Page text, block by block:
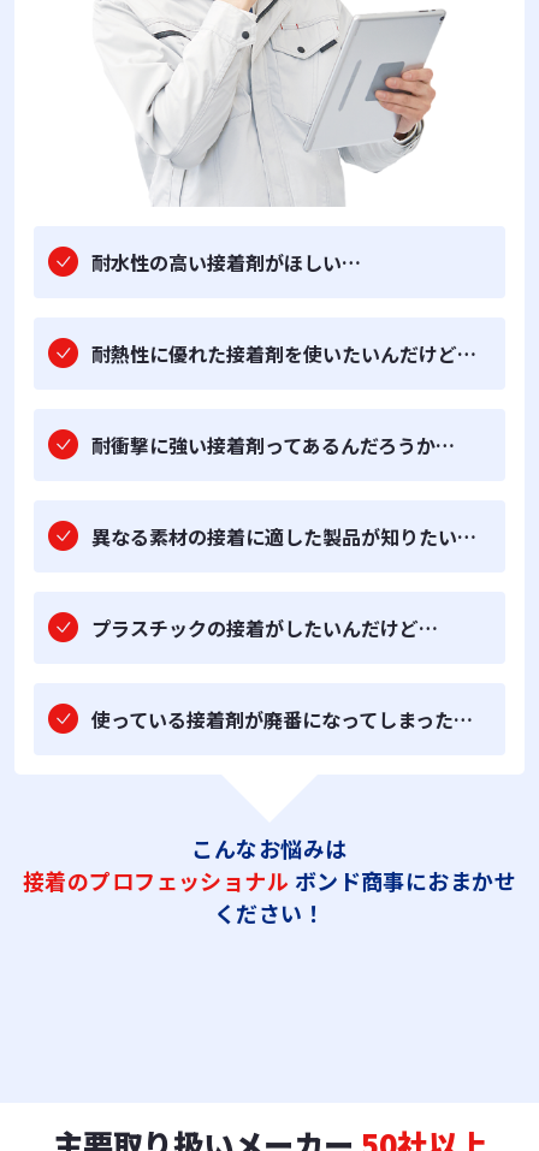
耐水性の高い接着剤がほしい…
耐熱性に優れた接着剤を使いたいんだけど…
耐衝撃に強い接着剤ってあるんだろうか…
異なる素材の接着に適した製品が知りたい…
プラスチックの接着がしたいんだけど…
使っている接着剤が廃番になってしまった…
こんなお悩みは
接着のプロフェッショナル ボンド商事におまかせ
ください！